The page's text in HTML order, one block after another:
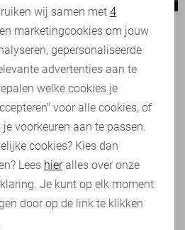
Lady Day Trui
79,95
wij samen met 4
marketingcookies om jouw
gepersonaliseerde
advertenties aan te
welke cookies je
voor alle cookies, of
voorkeuren aan te passen.
cookies? Kies dan
Lees hieralles over onze
Je kunt op elk moment
door op de link te klikken